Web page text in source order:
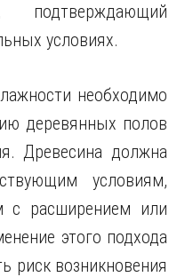
подтверждающий
условиях.
необходимо
деревянных полов
Древесина должна
условиям,
с расширением или
этого подхода
риск возникновения